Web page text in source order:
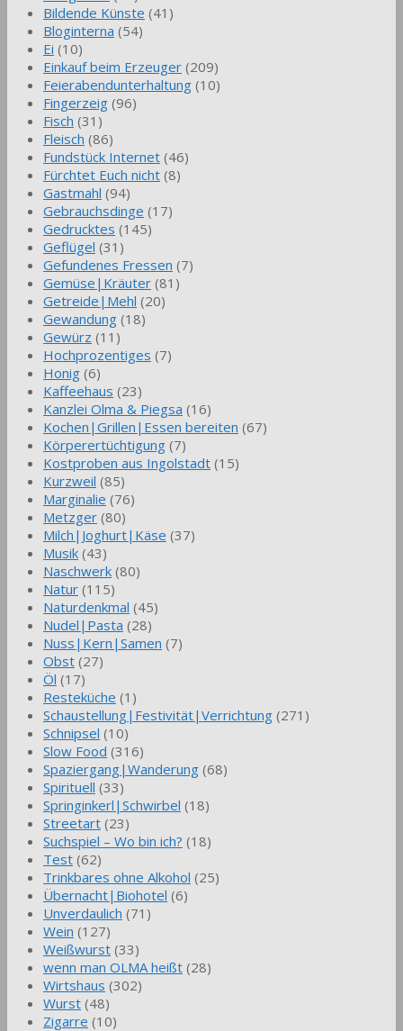
Bildende Künste (41)
Bloginterna (54)
Ei (10)
Einkauf beim Erzeuger (209)
Feierabendunterhaltung (10)
Fingerzeig (96)
Fisch (31)
Fleisch (86)
Fundstück Internet (46)
Fürchtet Euch nicht (8)
Gastmahl (94)
Gebrauchsdinge (17)
Gedrucktes (145)
Geflügel (31)
Gefundenes Fressen (7)
Gemüse|Kräuter (81)
Getreide|Mehl (20)
Gewandung (18)
Gewürz (11)
Hochprozentiges (7)
Honig (6)
Kaffeehaus (23)
Kanzlei Olma & Piegsa (16)
Kochen|Grillen|Essen bereiten (67)
Körperertüchtigung (7)
Kostproben aus Ingolstadt (15)
Kurzweil (85)
Marginalie (76)
Metzger (80)
Milch|Joghurt|Käse (37)
Musik (43)
Naschwerk (80)
Natur (115)
Naturdenkmal (45)
Nudel|Pasta (28)
Nuss|Kern|Samen (7)
Obst (27)
Öl (17)
Resteküche (1)
Schaustellung|Festivität|Verrichtung (271)
Schnipsel (10)
Slow Food (316)
Spaziergang|Wanderung (68)
Spirituell (33)
Springinkerl|Schwirbel (18)
Streetart (23)
Suchspiel – Wo bin ich? (18)
Test (62)
Trinkbares ohne Alkohol (25)
Übernacht|Biohotel (6)
Unverdaulich (71)
Wein (127)
Weißwurst (33)
wenn man OLMA heißt (28)
Wirtshaus (302)
Wurst (48)
Zigarre (10)